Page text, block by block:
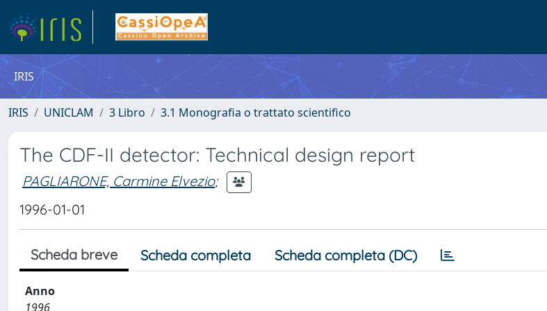
IRIS
IRIS UNICLAM 3 Libro 3.1 Monografia o trattato scientifico
The CDF-II detector: Technical design report
PAGLIARONE, Carmine Elvezio;
1996-01-01
Scheda breve Scheda completa Scheda completa (DC)
Anno
1996